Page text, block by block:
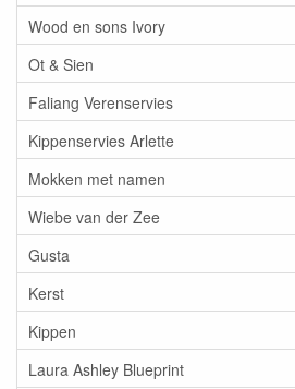
Wood en sons Ivory
Ot & Sien
Faliang Verenservies
Kippenservies Arlette
Mokken met namen
Wiebe van der Zee
Gusta
Kerst
Kippen
Laura Ashley Blueprint